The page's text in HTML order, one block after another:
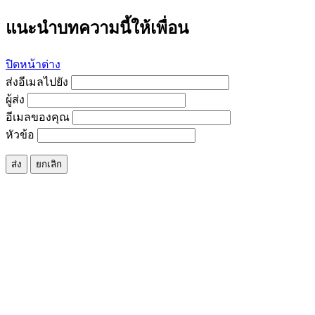
แนะนำบทความนี้ให้เพื่อน
ปิดหน้าต่าง
ส่งอีเมลไปยัง
ผู้ส่ง
อีเมลของคุณ
หัวข้อ
ส่ง ยกเลิก